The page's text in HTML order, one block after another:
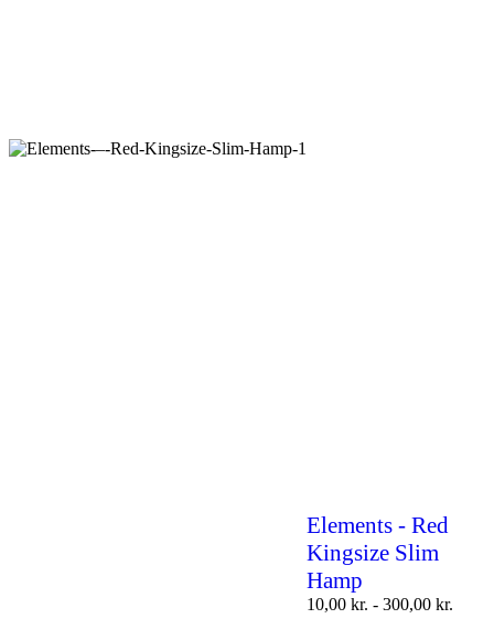
Elements - Red
Kingsize Slim
Hamp
10,00 kr. - 300,00 kr.